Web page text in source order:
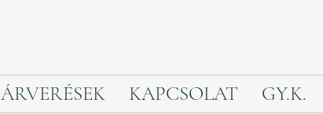
ÁRVERÉSEK KAPCSOLAT GY.K.